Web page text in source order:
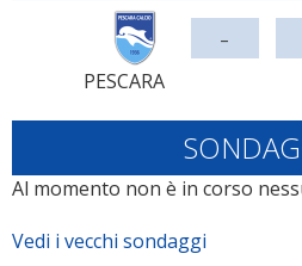
PESCARA
-
Al momento non è in corso
Vedi i vecchi sondaggi